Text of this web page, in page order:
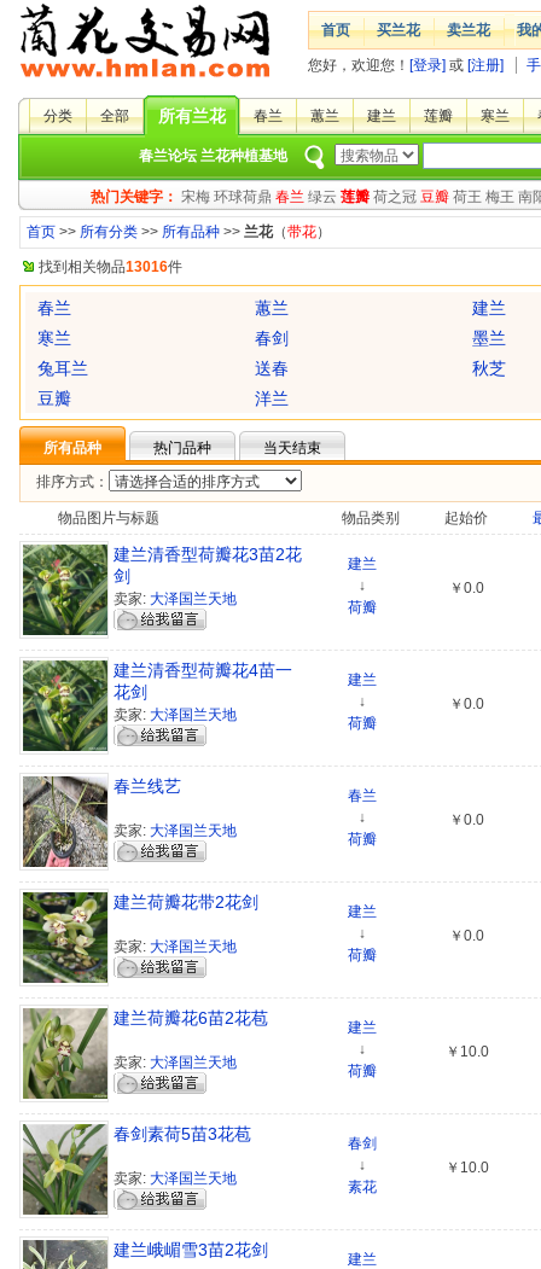
首页 买兰花 卖兰花 我
您好，欢迎您！ [登录] 或 [注册]
分类 全部 所有兰花 春兰 蕙兰 建兰 莲瓣 寒兰
春兰论坛 兰花种植基地
热门关键字： 宋梅 环球荷鼎 春兰 绿云 莲瓣 荷之冠 豆瓣 荷王 梅王 南
首页 >> 所有分类 >> 所有品种 >> 兰花（带花）
找到相关物品13016件
春兰 蕙兰
建兰
寒兰
春剑
墨兰
兔耳兰
送春
秋芝
豆瓣
洋兰
所有品种 热门品种
当天结束
排序方式：
物品图片与标题 物品类别 起始价
建兰清香型荷瓣花3苗2花
剑
卖家: 大泽国兰天地
建兰
↓
荷瓣
￥0.0
建兰清香型荷瓣花4苗一
花剑
卖家: 大泽国兰天地
建兰
↓
荷瓣
￥0.0
春兰线艺
卖家: 大泽国兰天地
春兰
↓
荷瓣
￥0.0
建兰荷瓣花带2花剑
卖家: 大泽国兰天地
建兰
↓
荷瓣
￥0.0
建兰荷瓣花6苗2花苞
卖家: 大泽国兰天地
建兰
↓
荷瓣
￥10.0
春剑素荷5苗3花苞
卖家: 大泽国兰天地
春剑
↓
素花
￥10.0
建兰峨嵋雪3苗2花剑
建兰